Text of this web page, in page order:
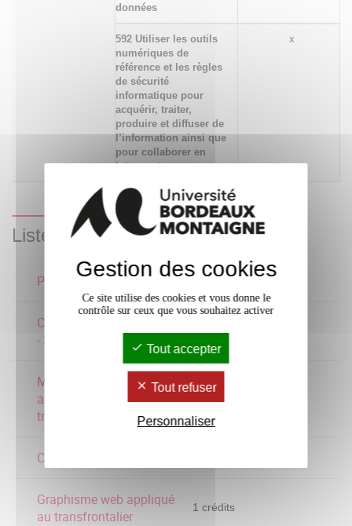
données
592 Utiliser les outils
numériques de
référence et les règles
de sécurité
informatique pour
acquérir, traiter,
produire et diffuser de
l’information ainsi que
pour collaborer en
interne et en externe
x
Liste des enseignements
Pilotage de projet 3 crédits
Community management
- Storytelling
2 crédits
Méthode d'enquête
appliquée au
transfrontalier
Communication corporate
Graphisme web appliqué
au transfrontalier
1 crédits
Gestion des cookies
Ce site utilise des cookies et vous donne le
contrôle sur ceux que vous souhaitez activer
Tout accepter
Tout refuser
Personnaliser